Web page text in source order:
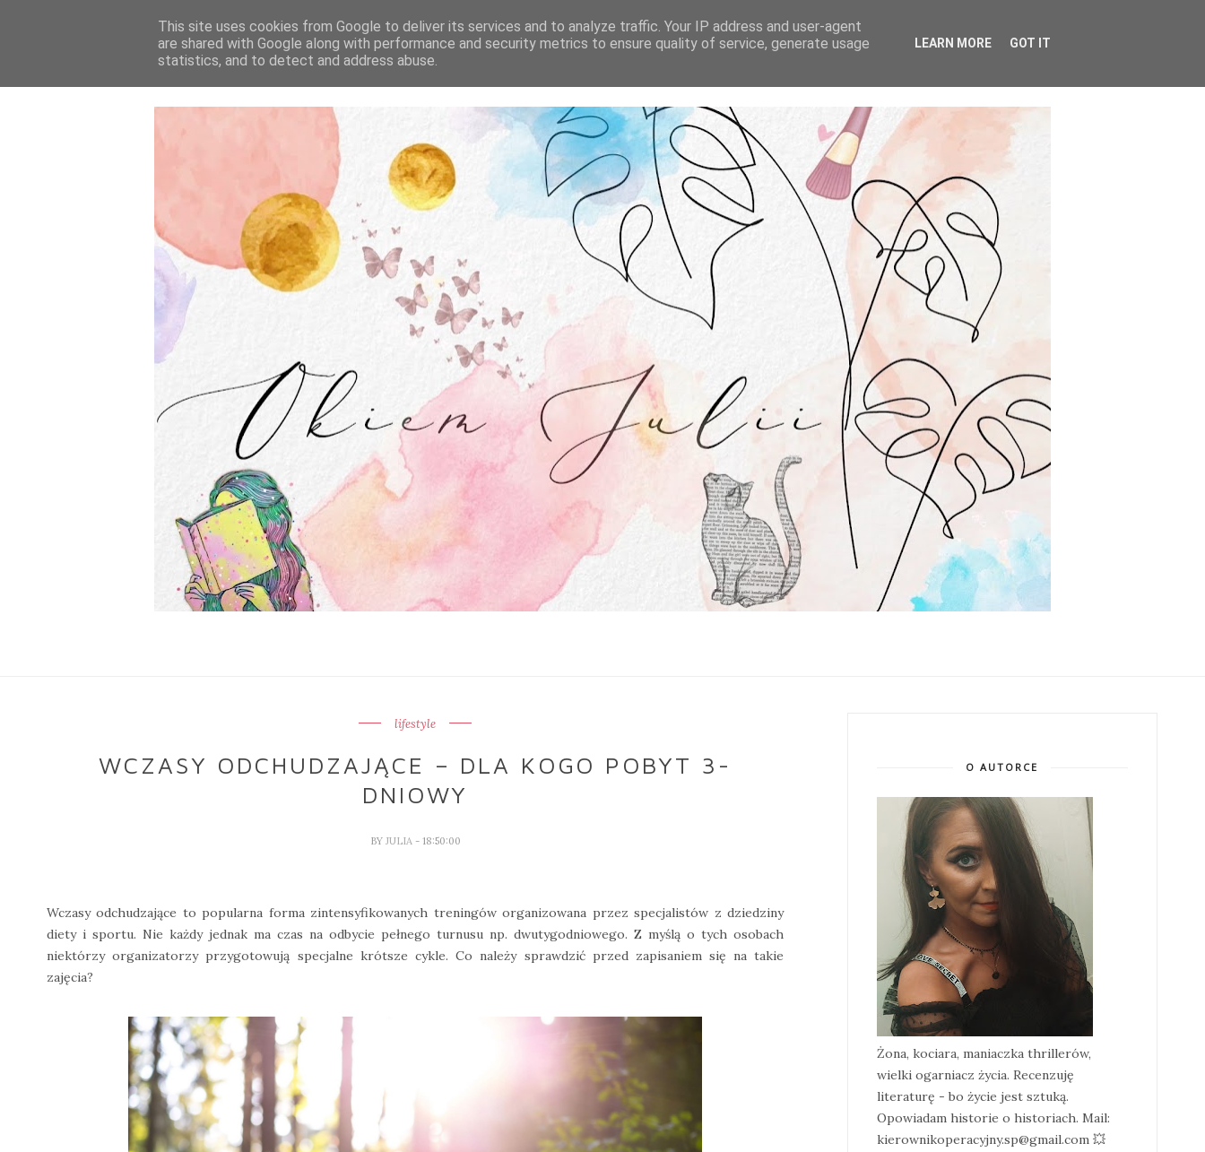
STRONA GŁÓWNA O MNIE WSPÓŁPRACA
lifestyle
WCZASY ODCHUDZAJĄCE – DLA KOGO POBYT 3-
DNIOWY
BY JULIA - 18:50:00
Wczasy odchudzające to popularna forma zintensyfikowanych treningów organizowana przez specjalistów z dziedziny
diety i sportu. Nie każdy jednak ma czas na odbycie pełnego turnusu np. dwutygodniowego. Z myślą o tych osobach
niektórzy organizatorzy przygotowują specjalne krótsze cykle. Co należy sprawdzić przed zapisaniem się na takie
zajęcia?
O AUTORCE
Żona, kociara, maniaczka thrillerów,
wielki ogarniacz życia. Recenzuję
literaturę - bo życie jest sztuką.
Opowiadam historie o historiach. Mail:
kierownikoperacyjny.sp@gmail.com 💥
This site uses cookies from Google to deliver its services and to analyze traffic. Your IP address and user-agent
are shared with Google along with performance and security metrics to ensure quality of service, generate usage
statistics, and to detect and address abuse.
LEARN MORE GOT IT